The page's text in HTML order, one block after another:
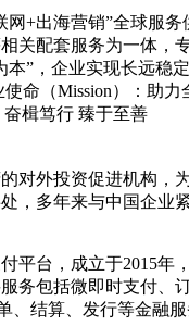
网+出海营销”全球服
关配套服务为一体，
本”，企业实现长远稳
命（Mission）：助
楫笃行 臻于至善
对外投资促进机构，
，多年来与中国企业
平台，成立于2015
务包括微即时支付
、结算、发行等金融服